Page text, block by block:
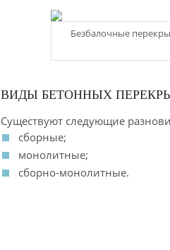
Безбалочные
ВИДЫ БЕТОННЫХ
Существуют следующие
сборные;
монолитные;
сборно-монолитные.